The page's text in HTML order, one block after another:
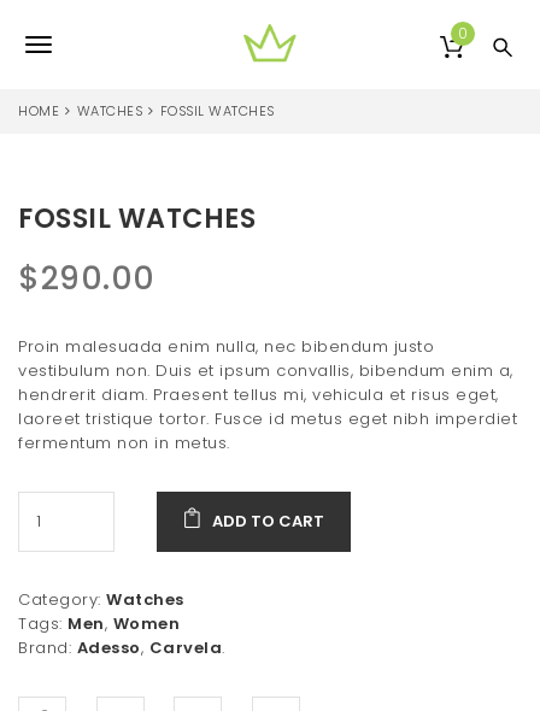
T
l
e
a
v
i
a
i
o
0
HOME WATCHES FOSSIL WATCHES
FOSSIL WATCHES
$290.00
Proin malesuada enim nulla, nec bibendum justo
vestibulum non. Duis et ipsum convallis, bibendum enim a,
hendrerit diam. Praesent tellus mi, vehicula et risus eget,
laoreet tristique tortor. Fusce id metus eget nibh imperdiet
fermentum non in metus.
ADD TO CART
Category: Watches
Tags: Men, Women
Brand: Adesso, Carvela.